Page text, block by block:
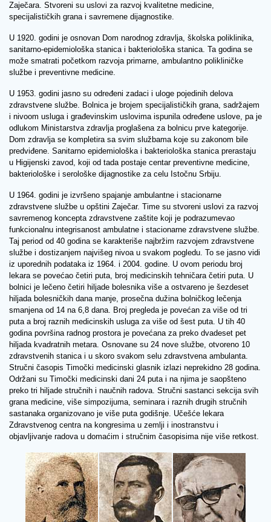
Zaječara. Stvoreni su uslovi za razvoj kvalitetne medicine,
specijalističkih grana i savremene dijagnostike.
U 1920. godini je osnovan Dom narodnog zdravlja, školska poliklinika,
sanitarno-epidemiološka stanica i bakteriološka stanica. Ta godina se
može smatrati početkom razvoja primarne, ambulantno polikliničke
službe i preventivne medicine.
U 1953. godini jasno su određeni zadaci i uloge pojedinih delova
zdravstvene službe. Bolnica je brojem specijalističkih grana, sadržajem
i nivoom usluga i građevinskim uslovima ispunila određene uslove, pa je
odlukom Ministarstva zdravlja proglašena za bolnicu prve kategorije.
Dom zdravlja se kompletira sa svim službama koje su zakonom bile
predviđene. Sanitarno epidemiološka i bakteriološka stanica prerastaju
u Higijenski zavod, koji od tada postaje centar preventivne medicine,
bakteriološke i serološke dijagnostike za celu Istočnu Srbiju.
U 1964. godini je izvršeno spajanje ambulantne i stacionarne
zdravstvene službe u opštini Zaječar. Time su stvoreni uslovi za razvoj
savremenog koncepta zdravstvene zaštite koji je podrazumevao
funkcionalnu integrisanost ambulatne i stacionarne zdravstvene službe.
Taj period od 40 godina se karakteriše najbržim razvojem zdravstvene
službe i dostizanjem najvišeg nivoa u svakom pogledu. To se jasno vidi
iz uporednih podataka iz 1964. i 2004. godine. U ovom periodu broj
lekara se povećao četiri puta, broj medicinskih tehničara četiri puta. U
bolnici je lečeno četiri hiljade bolesnika više a ostvareno je šezdeset
hiljada bolesničkih dana manje, prosečna dužina bolničkog lečenja
smanjena od 14 na 6,8 dana. Broj pregleda je povećan za više od tri
puta a broj raznih medicinskih usluga za više od šest puta. U tih 40
godina površina radnog prostora je povećana za preko dvadeset pet
hiljada kvadratnih metara. Osnovane su 24 nove službe, otvoreno 10
zdravstvenih stanica i u skoro svakom selu zdravstvena ambulanta.
Stručni časopis Timočki medicinski glasnik izlazi neprekidno 28 godina.
Održani su Timočki medicinski dani 24 puta i na njima je saopšteno
preko tri hiljade stručnih i naučnih radova. Stručni sastanci sekcija svih
grana medicine, više simpozijuma, seminara i raznih drugih stručnih
sastanaka organizovano je više puta godišnje. Učešće lekara
Zdravstvenog centra na kongresima u zemlji i inostranstvu i
objavljivanje radova u domaćim i stručnim časopisima nije više retkost.